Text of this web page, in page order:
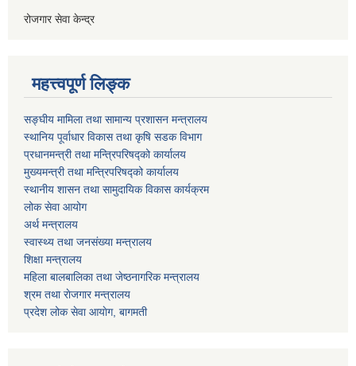
रोजगार सेवा केन्द्र
महत्त्वपूर्ण लिङ्क
सङ्घीय मामिला तथा सामान्य प्रशासन मन्त्रालय
स्थानिय पूर्वाधार विकास तथा कृषि सडक विभाग
प्रधानमन्त्री तथा मन्त्रिपरिषद्को कार्यालय
मुख्यमन्त्री तथा मन्त्रिपरिषद्को कार्यालय
स्थानीय शासन तथा सामुदायिक विकास कार्यक्रम
लोक सेवा आयोग
अर्थ मन्त्रालय
स्वास्थ्य तथा जनस‌ंख्या मन्त्रालय
शिक्षा मन्त्रालय
महिला बालबालिका तथा जेष्ठनागरिक मन्त्रालय
श्रम तथा राेजगार मन्त्रालय
प्रदेश लोक सेवा आयाेग, बागमती